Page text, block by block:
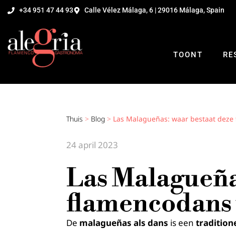
+34 951 47 44 93 Calle Vélez Málaga, 6 | 29016 Málaga, Spain
TOONT
Thuis > Blog > Las Malagueñas: waar bestaat
24 april 2023
Las
De malagueñas als dans is een